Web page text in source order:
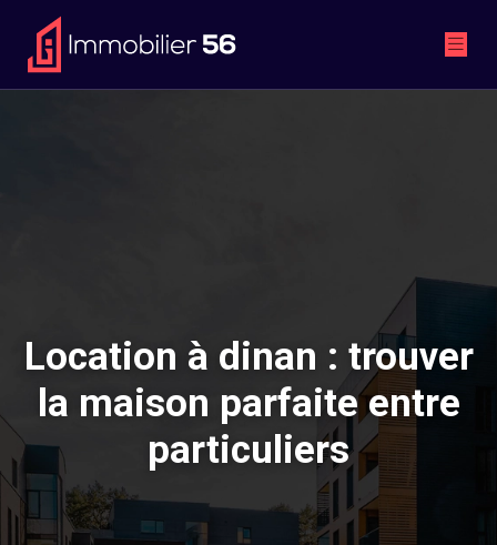
Location à dinan : trouver
la maison parfaite entre
particuliers